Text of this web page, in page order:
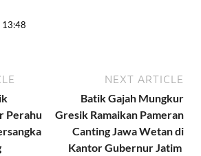
13:48
Perahu
NEXT ARTICLE
Batik Gajah Mungkur
Gresik Ramaikan Pameran
Canting Jawa Wetan di
Kantor Gubernur Jatim